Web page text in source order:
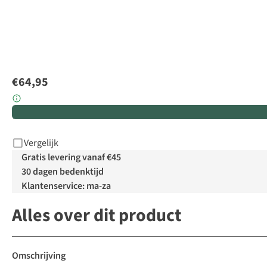
€64,95
Vergelijk
Gratis levering vanaf €45
30 dagen bedenktijd
Klantenservice: ma-za
Alles over dit product
Omschrijving